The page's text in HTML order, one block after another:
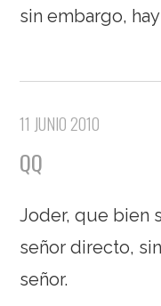
sin embargo,
11 JUNIO 2010
QQ
Joder, que bien
señor directo,
señor.